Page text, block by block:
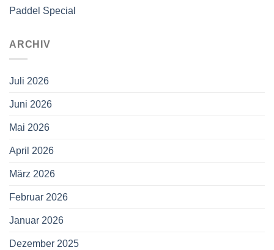
Paddel Special
ARCHIV
Juli 2026
Juni 2026
Mai 2026
April 2026
März 2026
Februar 2026
Januar 2026
Dezember 2025